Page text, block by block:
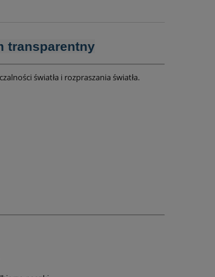
transparentny
światła i rozpraszania światła.